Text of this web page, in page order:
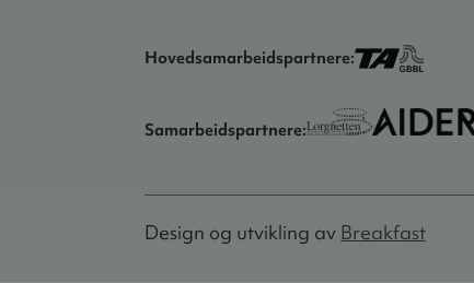
Hovedsamarbeidspartnere:
Samarbeidspartnere:
Design og utvikling av Breakfast